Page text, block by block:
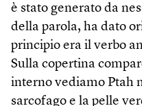
è stato generato da
della parola, ha dato
principio era il verbo
Sulla copertina
interno vediamo Ptah
sarcofago e la pelle